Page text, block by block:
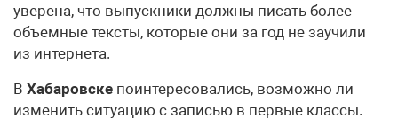
уверена, что выпускники должны писать более
объемные тексты, которые они за год не заучили
из интернета.
В Хабаровске поинтересовались, возможно ли
изменить ситуацию с записью в первые классы.